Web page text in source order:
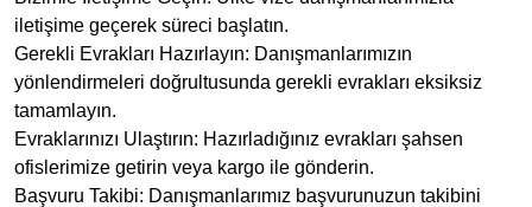
iletişime geçerek süreci başlatın.
Gerekli Evrakları Hazırlayın: Danışmanlarımızın
yönlendirmeleri doğrultusunda gerekli evrakları eksiksiz
tamamlayın.
Evraklarınızı Ulaştırın: Hazırladığınız evrakları şahsen
ofislerimize getirin veya kargo ile gönderin.
Başvuru Takibi: Danışmanlarımız başvurunuzun takibini